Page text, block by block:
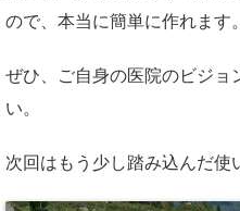
ので、本当に簡単に作れます。
ぜひ、ご自身の医院のビジョ
い。
次回はもう少し踏み込んだ使